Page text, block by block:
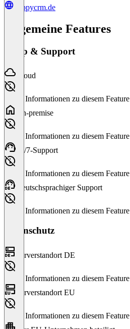
happycrm.de
Allgemeine Features
Setup & Support
Cloud
Keine Informationen zu diesem Feature
On-premise
Keine Informationen zu diesem Feature
24/7-Support
Keine Informationen zu diesem Feature
Deutschsprachiger Support
Keine Informationen zu diesem Feature
Datenschutz
Serverstandort DE
Keine Informationen zu diesem Feature
Serverstandort EU
Keine Informationen zu diesem Feature